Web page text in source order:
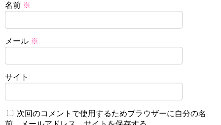
名前 ※
メール ※
サイト
次回のコメントで使用するためブラウザーに自分の名